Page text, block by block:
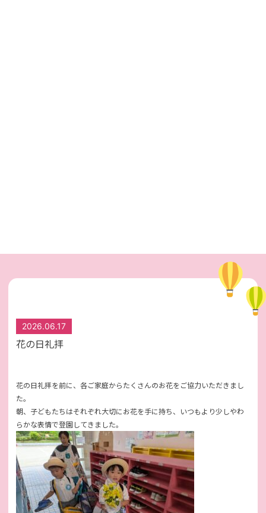
2026.06.17
花の日礼拝
花の日礼拝を前に、各ご家庭からたくさんのお花をご協力いただきまし
た。
朝、子どもたちはそれぞれ大切にお花を手に持ち、いつもより少しやわ
らかな表情で登園してきました。